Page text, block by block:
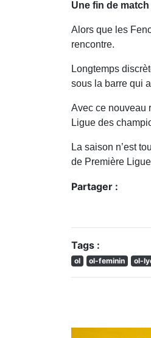
Une fin de
Alors que les
rencontre.
Longtemps
sous la barre qui
Avec ce nouveau
Ligue des
La saison n’est
de Première
Partager :
Tags :
ol ol-feminin ol-